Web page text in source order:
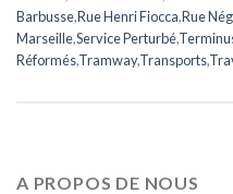
Barbusse,Rue Henri Fiocca,Rue
Marseille,Service Perturbé,
Réformés,Tramway,Transports,
A PROPOS DE NOUS